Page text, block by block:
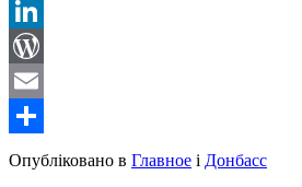
Reddit
LinkedIn
WordPress
Email
Share
Опубліковано в Главное і Донбасс